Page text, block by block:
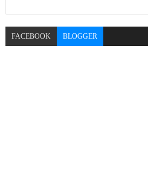
BLOGGER
FACEBOOK